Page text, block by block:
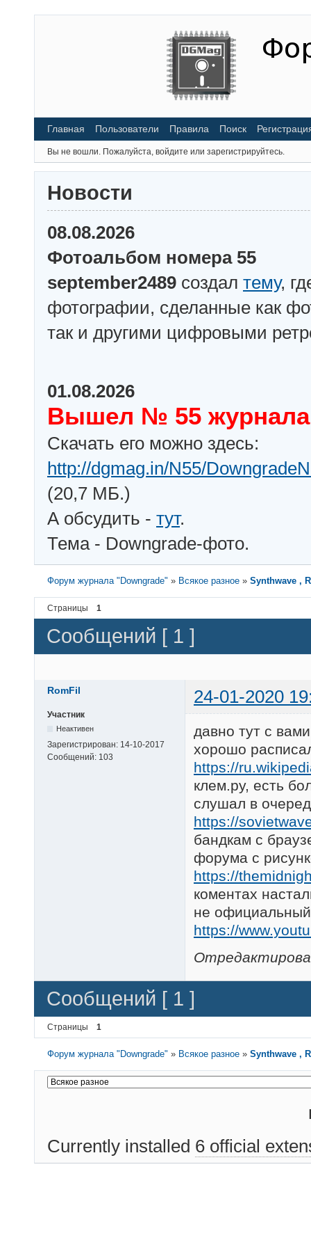
Главная Пользователи Правила Поиск
Вы не вошли. Пожалуйста, войдите или зарегистрируйтесь.
Новости
08.08.2026
Фотоальбом номера 55
september2489 создал тему,
фотографии, сделанные как
так и другими цифровыми
01.08.2026
Вышел № 55 журнала
Скачать его можно здесь:
http://dgmag.in/N55/
(20,7 МБ.)
А обсудить - тут.
Тема - Downgrade-фото.
Форум журнала "Downgrade" » Всякое разное »Synthwave ,
Страницы 1
Сообщений [ 1 ]
RomFil 24-01-2020
Участник
Неактивен
Зарегистрирован: 14-10-2017
Сообщений: 103
давно тут с
хорошо
https://
клем.ру, есть
слушал в
https://
бандкам с
форума с
https://
коментах
не официальный
https://
Сообщений [ 1 ]
Страницы 1
Форум журнала "Downgrade" » Всякое разное »Synthwave ,
Currently installed 6 official